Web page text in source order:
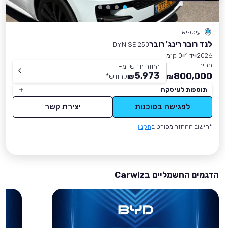
עיספיא
לנד רובר רינג' רוברDYN SE 250
2026 יד 1
0 ק״מ
מחיר
800,000
₪
החזר חודשי מ-
5,973
₪לחודש*
תוספות לעיסקה
לפגישה בסוכנות יצירת קשר
*חישוב ההחזר מפורט בתקנון
הדגמים החשמליים בCarwiz